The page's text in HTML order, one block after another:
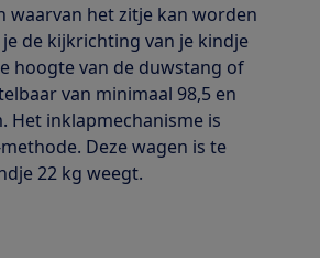
waarvan het zitje kan worden
de kijkrichting van je kindje
hoogte van de duwstang of
van minimaal 98,5 en
Het inklapmechanisme is
Deze wagen is te
22 kg weegt.